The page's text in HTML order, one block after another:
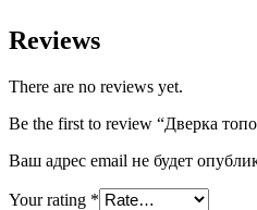
Reviews
There are no reviews yet.
Be the first to review “Дверка
Ваш адрес email не будет
Your rating *